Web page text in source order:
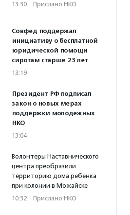
13:30 · Прислано НКО
Совфед поддержал
инициативу о бесплатной
юридической помощи
сиротам старше 23 лет
13:19
Президент РФ подписал
закон о новых мерах
поддержки молодежных
НКО
13:04
Волонтеры Наставнического
центра преобразили
территорию дома ребенка
при колонии в Можайске
10:32 · Прислано НКО